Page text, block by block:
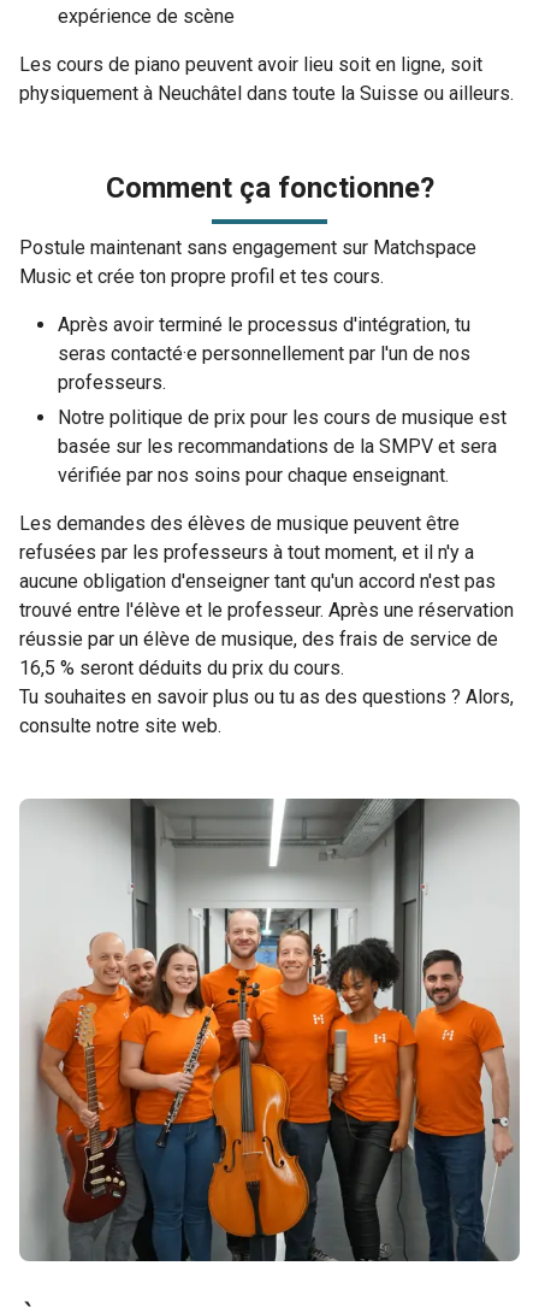
expérience de scène
Les cours de piano peuvent avoir lieu soit en ligne, soit
physiquement à Neuchâtel dans toute la Suisse ou ailleurs.
Comment ça fonctionne?
Postule maintenant sans engagement sur Matchspace
Music et crée ton propre profil et tes cours.
Après avoir terminé le processus d'intégration, tu
seras contacté·e personnellement par l'un de nos
professeurs.
Notre politique de prix pour les cours de musique est
basée sur les recommandations de la SMPV et sera
vérifiée par nos soins pour chaque enseignant.
Les demandes des élèves de musique peuvent être
refusées par les professeurs à tout moment, et il n'y a
aucune obligation d'enseigner tant qu'un accord n'est pas
trouvé entre l'élève et le professeur. Après une réservation
réussie par un élève de musique, des frais de service de
16,5 % seront déduits du prix du cours.
Tu souhaites en savoir plus ou tu as des questions ? Alors,
consulte notre site web.